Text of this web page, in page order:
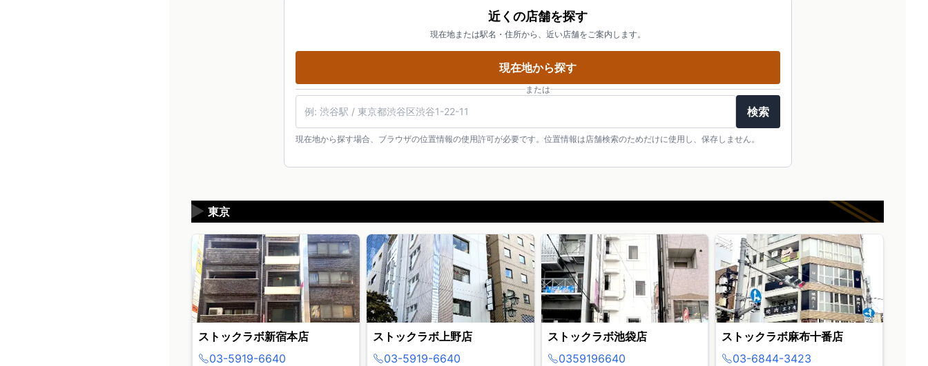
近くの店舗を探す
現在地または駅名・住所から、近い店舗をご案内します。
現在地から探す
または
検索
現在地から探す場合、ブラウザの位置情報の使用許可が必要です。位置情報は店舗検索のためだけに使用し、保存しません。
東京
▶
ストックラボ新宿本店
03-5919-6640
ストックラボ上野店
03-5919-6640
ストックラボ池袋店
0359196640
ストックラボ麻布十番店
03-6844-3423